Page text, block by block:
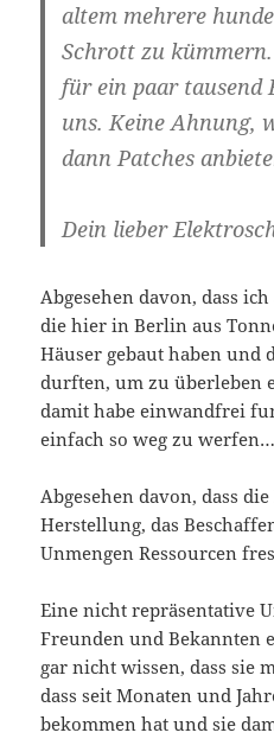
altem mehrere
Schrott zu
für ein paar tausend
uns. Keine Ahnung,
dann Patches
Dein lieber
Abgesehen davon, dass
die hier in Berlin aus
Häuser gebaut haben und
durften, um zu überleben
damit habe einwandfrei
einfach so weg zu werfen…
Abgesehen davon, dass
Herstellung, das
Unmengen Ressourcen
Eine nicht repräsentative
Freunden und Bekannten
gar nicht wissen, dass sie
dass seit Monaten und
bekommen hat und sie